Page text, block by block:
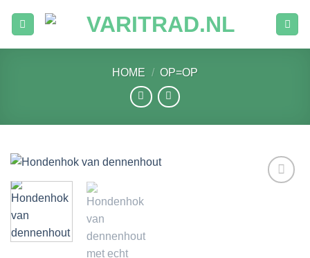
naar
HOME / OP=OP